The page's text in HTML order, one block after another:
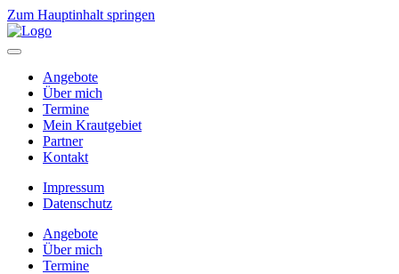
Zum Hauptinhalt springen
Angebote
Über mich
Termine
Mein Krautgebiet
Partner
Kontakt
Impressum
Datenschutz
Angebote
Über mich
Termine